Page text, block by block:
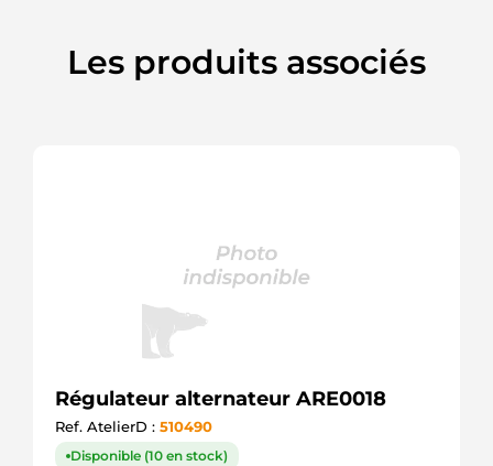
Les produits associés
Régulateur alternateur ARE0018
Ref. AtelierD : 510490
Disponible (10 en stock)